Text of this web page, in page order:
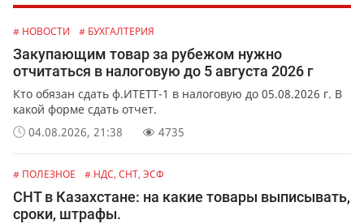
# НОВОСТИ # БУХГАЛТЕРИЯ
Закупающим товар за рубежом нужно
отчитаться в налоговую до 5 августа 2026 г
Кто обязан сдать ф.ИТЕТТ-1 в налоговую до 05.08.2026 г. В
какой форме сдать отчет.
04.08.2026, 21:38
4735
# ПОЛЕЗНОЕ # НДС, СНТ, ЭСФ
СНТ в Казахстане: на какие товары выписывать,
сроки, штрафы.